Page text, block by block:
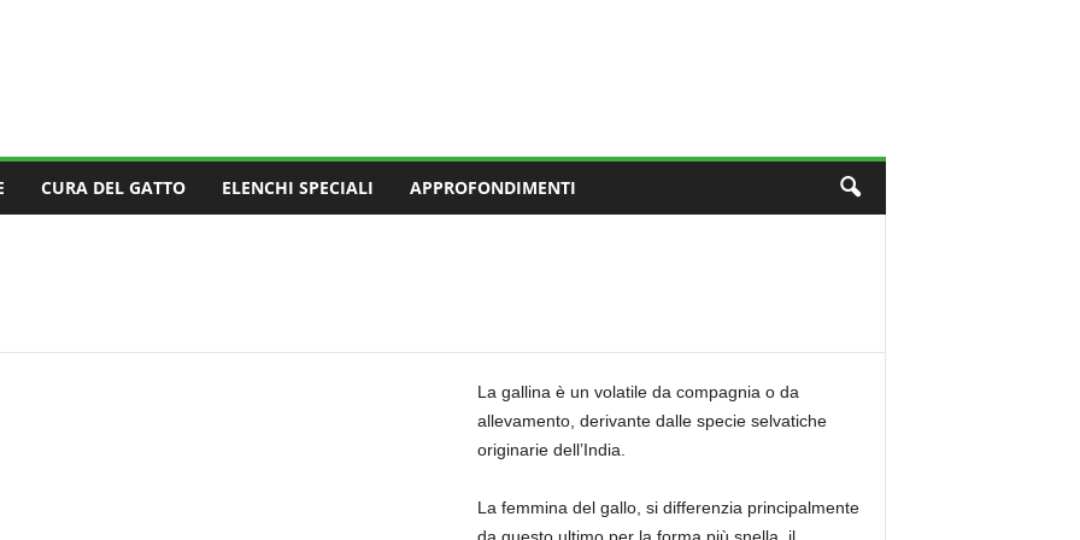
CURA DEL GATTO ELENCHI SPECIALI APPROFONDIMENTI
La gallina è un volatile da compagnia o da
allevamento, derivante dalle specie selvatiche
originarie dell’India.
La femmina del gallo, si differenzia principalmente